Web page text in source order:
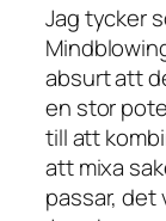
Jag tycker
absurt att
en stor
till att
att mixa
passar, det